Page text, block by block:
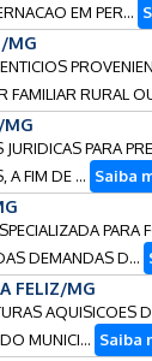
EM PER...
MG
FAMILIAR RURAL
MG
PARA
A FIM DE ... Saiba
PARA
DEMANDAS D...
FELIZ/MG
AQUISICOES
MUNICI... Saiba